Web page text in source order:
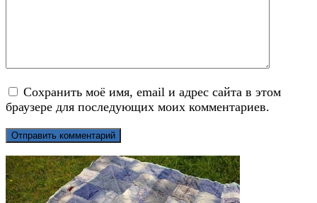
Сохранить моё имя, email и адрес сайта в этом
браузере для последующих моих комментариев.